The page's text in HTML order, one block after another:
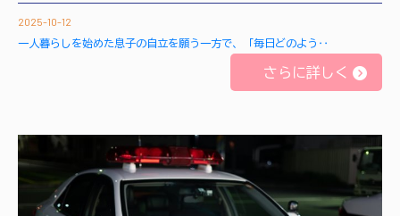
2025-10-12
一人暮らしを始めた息子の自立を願う一方で、「毎日どのよう‥
さらに詳しく